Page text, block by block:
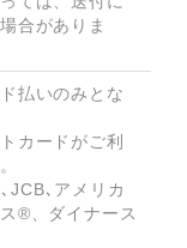
合がありま
払いのみとな
カードがご利
JCB､アメリカ
®、ダイナース